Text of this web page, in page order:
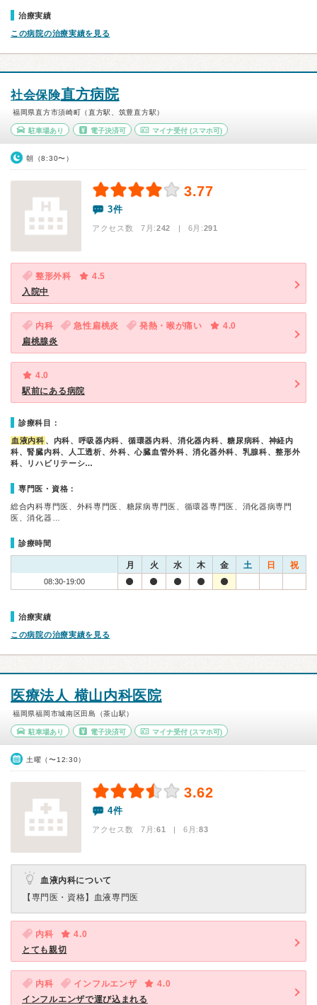
治療実績
この病院の治療実績を見る
社会保険直方病院
福岡県直方市須崎町（直方駅、筑豊直方駅）
駐車場あり 電子決済可 マイナ受付 (スマホ可)
朝（8:30〜）
3.77
3件
アクセス数 7月:242 | 6月:291
整形外科
4.5
入院中
内科 急性扁桃炎 発熱・喉が痛い
4.0
扁桃腺炎
4.0
駅前にある病院
診療科目：
血液内科 、内科、呼吸器内科、循環器内科、消化器内科、糖尿病科、神経内
科、腎臓内科、人工透析、外科、心臓血管外科、消化器外科、乳腺科、整形外
科、リハビリテーシ…
専門医・資格：
総合内科専門医、外科専門医、糖尿病専門医、循環器専門医、消化器病専門
医、消化器…
診療時間
月 火 水 木 金 土 日 祝
08:30-19:00
治療実績
この病院の治療実績を見る
医療法人 横山内科医院
福岡県福岡市城南区田島（茶山駅）
駐車場あり 電子決済可 マイナ受付 (スマホ可)
土曜（〜12:30）
3.62
4件
アクセス数 7月:61 | 6月:83
血液内科について
【専門医・資格】 血液専門医
内科
4.0
とても親切
内科 インフルエンザ
4.0
インフルエンザで運び込まれる